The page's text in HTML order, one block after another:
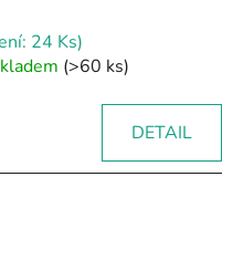
24 Ks)
(>60 ks)
DETAIL